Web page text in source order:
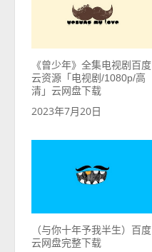
《曾少年》全集电视剧百度
云资源「电视剧/1080p/高
清」云网盘下载
2023年7月20日
（与你十年予我半生）百度
云网盘完整下载